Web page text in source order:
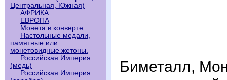
Центральная, Южная)
АФРИКА
ЕВРОПА
Монета в конверте
Настольные медали,
памятные или
монетовидные жетоны.
Российская Империя
(медь)
Российская Империя
Биметалл,